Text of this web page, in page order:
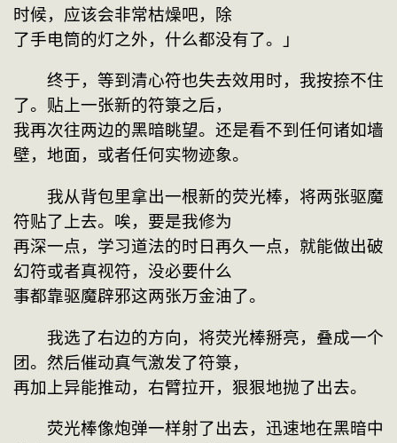
时候，应该会非常枯燥吧，除
了手电筒的灯之外，什么都没有了。」
终于，等到清心符也失去效用时，我按捺不住
了。贴上一张新的符箓之后，
我再次往两边的黑暗眺望。还是看不到任何诸如墙
壁，地面，或者任何实物迹象。
我从背包里拿出一根新的荧光棒，将两张驱魔
符贴了上去。唉，要是我修为
再深一点，学习道法的时日再久一点，就能做出破
幻符或者真视符，没必要什么
事都靠驱魔辟邪这两张万金油了。
我选了右边的方向，将荧光棒掰亮，叠成一个
团。然后催动真气激发了符箓，
再加上异能推动，右臂拉开，狠狠地抛了出去。
荧光棒像炮弹一样射了出去，迅速地在黑暗中